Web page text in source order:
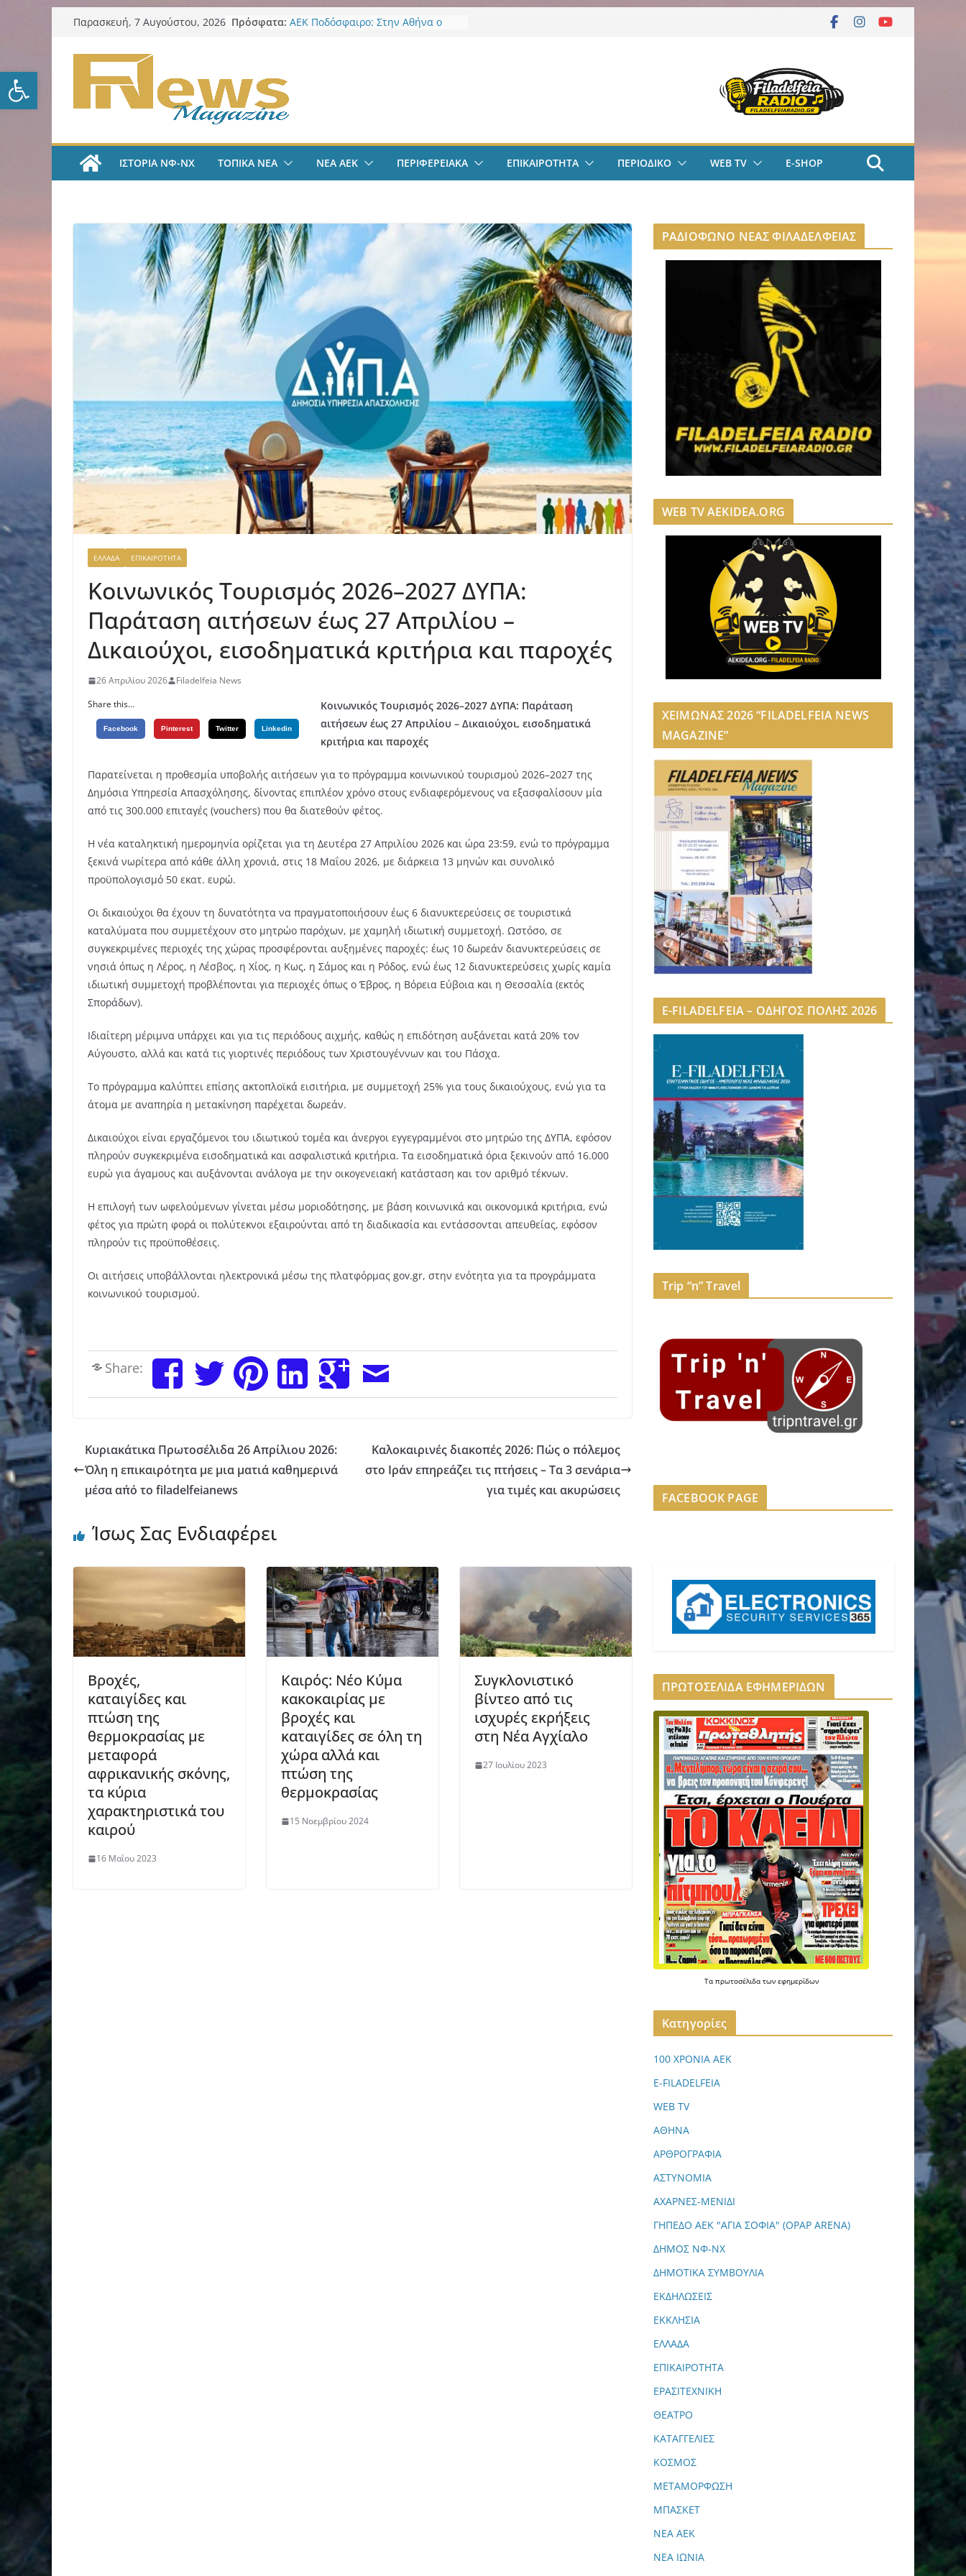
Ανοίξτε τη γραμμή εργαλείων
Μετάβαση
περιεχόμενο
Παρασκευή, 7 Αυγούστου, 2026 Πρόσφατα: ΑΕΚ Ποδόσφαιρο: Στην Αθήνα ο
ψηφιακά εργαλεία στην Ευρώπη
για τη διαφάνεια και τη
με Άννα Γκόμες Ρεσέντε
ΑΕΚ Χάντμπολ Γυναικών:
Ανακοίνωσε την Νικολίνα Ανδρέου,
18χρονη Κύπρια εξτρέμ
ΙΣΤΟΡΙΑ ΝΦ-ΝΧ ΤΟΠΙΚΑ ΝΕΑ ΝΕΑ ΑΕΚ ΠΕΡΙΦΕΡΕΙΑΚΑ ΕΠΙΚΑΙΡΟΤΗΤΑ ΠΕΡΙΟΔΙΚΟ WEB TV E-SHOP
ΕΛΛΑΔΑ ΕΠΙΚΑΙΡΟΤΗΤΑ
Κοινωνικός Τουρισμός 2026–2027 ΔΥΠΑ:
Παράταση αιτήσεων έως 27 Απριλίου –
Δικαιούχοι, εισοδηματικά κριτήρια και παροχές
26 Απριλίου 2026
Filadelfeia News
Share this...
Facebook Pinterest Twitter Linkedin
Κοινωνικός Τουρισμός 2026–2027 ΔΥΠΑ: Παράταση
αιτήσεων έως 27 Απριλίου – Δικαιούχοι, εισοδηματικά
κριτήρια και παροχές
Παρατείνεται η προθεσμία υποβολής αιτήσεων για το πρόγραμμα κοινωνικού τουρισμού 2026–2027 της
Δημόσια Υπηρεσία Απασχόλησης, δίνοντας επιπλέον χρόνο στους ενδιαφερόμενους να εξασφαλίσουν μία
από τις 300.000 επιταγές (vouchers) που θα διατεθούν φέτος.
Η νέα καταληκτική ημερομηνία ορίζεται για τη Δευτέρα 27 Απριλίου 2026 και ώρα 23:59, ενώ το πρόγραμμα
ξεκινά νωρίτερα από κάθε άλλη χρονιά, στις 18 Μαΐου 2026, με διάρκεια 13 μηνών και συνολικό
προϋπολογισμό 50 εκατ. ευρώ.
Οι δικαιούχοι θα έχουν τη δυνατότητα να πραγματοποιήσουν έως 6 διανυκτερεύσεις σε τουριστικά
καταλύματα που συμμετέχουν στο μητρώο παρόχων, με χαμηλή ιδιωτική συμμετοχή. Ωστόσο, σε
συγκεκριμένες περιοχές της χώρας προσφέρονται αυξημένες παροχές: έως 10 δωρεάν διανυκτερεύσεις σε
νησιά όπως η Λέρος, η Λέσβος, η Χίος, η Κως, η Σάμος και η Ρόδος, ενώ έως 12 διανυκτερεύσεις χωρίς καμία
ιδιωτική συμμετοχή προβλέπονται για περιοχές όπως ο Έβρος, η Βόρεια Εύβοια και η Θεσσαλία (εκτός
Σποράδων).
Ιδιαίτερη μέριμνα υπάρχει και για τις περιόδους αιχμής, καθώς η επιδότηση αυξάνεται κατά 20% τον
Αύγουστο, αλλά και κατά τις γιορτινές περιόδους των Χριστουγέννων και του Πάσχα.
Το πρόγραμμα καλύπτει επίσης ακτοπλοϊκά εισιτήρια, με συμμετοχή 25% για τους δικαιούχους, ενώ για τα
άτομα με αναπηρία η μετακίνηση παρέχεται δωρεάν.
Δικαιούχοι είναι εργαζόμενοι του ιδιωτικού τομέα και άνεργοι εγγεγραμμένοι στο μητρώο της ΔΥΠΑ, εφόσον
πληρούν συγκεκριμένα εισοδηματικά και ασφαλιστικά κριτήρια. Τα εισοδηματικά όρια ξεκινούν από 16.000
ευρώ για άγαμους και αυξάνονται ανάλογα με την οικογενειακή κατάσταση και τον αριθμό τέκνων.
Η επιλογή των ωφελούμενων γίνεται μέσω μοριοδότησης, με βάση κοινωνικά και οικονομικά κριτήρια, ενώ
φέτος για πρώτη φορά οι πολύτεκνοι εξαιρούνται από τη διαδικασία και εντάσσονται απευθείας, εφόσον
πληρούν τις προϋποθέσεις.
Οι αιτήσεις υποβάλλονται ηλεκτρονικά μέσω της πλατφόρμας gov.gr, στην ενότητα για τα προγράμματα
κοινωνικού τουρισμού.
Share:
Κυριακάτικα Πρωτοσέλιδα 26 Απρίλιου 2026:
Όλη η επικαιρότητα με μια ματιά καθημερινά
μέσα απ΄ό το filadelfeianews
Καλοκαιρινές διακοπές 2026: Πώς ο πόλεμος
στο Ιράν επηρεάζει τις πτήσεις – Τα 3 σενάρια
για τιμές και ακυρώσεις
Ίσως Σας Ενδιαφέρει
Βροχές,
καταιγίδες και
πτώση της
θερμοκρασίας με
μεταφορά
αφρικανικής σκόνης,
τα κύρια
χαρακτηριστικά του
καιρού
16 Μαΐου 2023
Καιρός: Νέο Κύμα
κακοκαιρίας με
βροχές και
καταιγίδες σε όλη τη
χώρα αλλά και
πτώση της
θερμοκρασίας
15 Νοεμβρίου 2024
Συγκλονιστικό
βίντεο από τις
ισχυρές εκρήξεις
στη Νέα Αγχίαλο
27 Ιουλίου 2023
ΡΑΔΙΟΦΩΝΟ ΝΕΑΣ ΦΙΛΑΔΕΛΦΕΙΑΣ
WEB TV AEKIDEA.ORG
ΧΕΙΜΩΝΑΣ 2026 “FILADELFEIA NEWS
MAGAZINE”
E-FILADELFEIA – ΟΔΗΓΟΣ ΠΟΛΗΣ 2026
Trip “n” Travel
FACEBOOK PAGE
ΠΡΩΤΟΣΕΛΙΔΑ ΕΦΗΜΕΡΙΔΩΝ
Τα πρωτοσέλιδα των εφημερίδων
Kατηγορίες
100 ΧΡΟΝΙΑ ΑΕΚ
E-FILADELFEIA
WEB TV
ΑΘΗΝΑ
ΑΡΘΡΟΓΡΑΦΙΑ
ΑΣΤΥΝΟΜΙΑ
ΑΧΑΡΝΕΣ-ΜΕΝΙΔΙ
ΓΗΠΕΔΟ ΑΕΚ "ΑΓΙΑ ΣΟΦΙΑ" (OPAP ARENA)
ΔΗΜΟΣ ΝΦ-ΝΧ
ΔΗΜΟΤΙΚΑ ΣΥΜΒΟΥΛΙΑ
ΕΚΔΗΛΩΣΕΙΣ
ΕΚΚΛΗΣΙΑ
ΕΛΛΑΔΑ
ΕΠΙΚΑΙΡΟΤΗΤΑ
ΕΡΑΣΙΤΕΧΝΙΚΗ
ΘΕΑΤΡΟ
ΚΑΤΑΓΓΕΛΙΕΣ
ΚΟΣΜΟΣ
ΜΕΤΑΜΟΡΦΩΣΗ
ΜΠΑΣΚΕΤ
ΝΕΑ ΑΕΚ
ΝΕΑ ΙΩΝΙΑ